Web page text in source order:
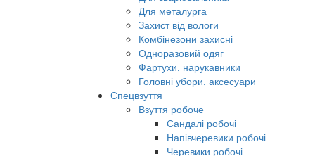
Для металурга
Захист від вологи
Комбінезони захисні
Одноразовий одяг
Фартухи, нарукавники
Головні убори, аксесуари
Спецвзуття
Взуття робоче
Сандалі робочі
Напівчеревики робочі
Черевики робочі